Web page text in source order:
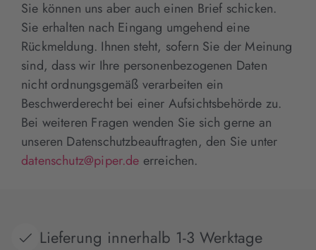
Sie können uns aber auch einen Brief schicken.
Sie erhalten nach Eingang umgehend eine
Rückmeldung. Ihnen steht, sofern Sie der Meinung
sind, dass wir Ihre personenbezogenen Daten
nicht ordnungsgemäß verarbeiten ein
Beschwerderecht bei einer Aufsichtsbehörde zu.
Bei weiteren Fragen wenden Sie sich gerne an
unseren Datenschutzbeauftragten, den Sie unter
datenschutz@piper.de erreichen.
Lieferung innerhalb 1-3 Werktage